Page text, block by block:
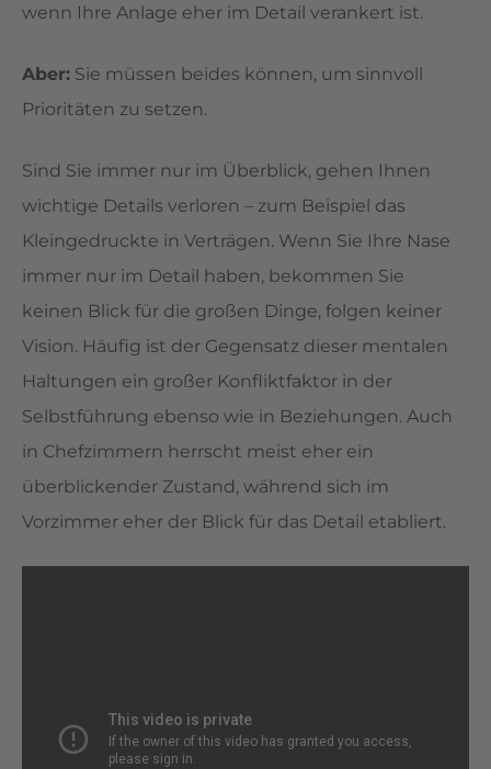
wenn Ihre Anlage eher im Detail verankert ist.
Aber: Sie müssen beides können, um sinnvoll
Prioritäten zu setzen.
Sind Sie immer nur im Überblick, gehen Ihnen
wichtige Details verloren – zum Beispiel das
Kleingedruckte in Verträgen. Wenn Sie Ihre Nase
immer nur im Detail haben, bekommen Sie
keinen Blick für die großen Dinge, folgen keiner
Vision. Häufig ist der Gegensatz dieser mentalen
Haltungen ein großer Konfliktfaktor in der
Selbstführung ebenso wie in Beziehungen. Auch
in Chefzimmern herrscht meist eher ein
überblickender Zustand, während sich im
Vorzimmer eher der Blick für das Detail etabliert.